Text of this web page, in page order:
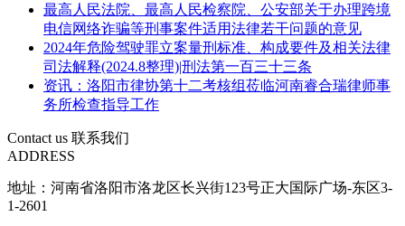
最高人民法院、最高人民检察院、公安部关于办理跨境
电信网络诈骗等刑事案件适用法律若干问题的意见
2024年危险驾驶罪立案量刑标准、构成要件及相关法律
司法解释(2024.8整理)|刑法第一百三十三条
资讯：洛阳市律协第十二考核组莅临河南睿合瑞律师事
务所检查指导工作
Contact us 联系我们
ADDRESS
地址：河南省洛阳市洛龙区长兴街123号正大国际广场-东区3-
1-2601